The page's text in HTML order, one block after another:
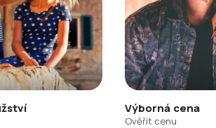
Výborná cena
Ověřit cenu